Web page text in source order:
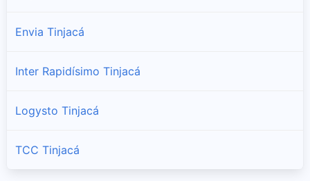
Envia Tinjacá
Inter Rapidísimo Tinjacá
Logysto Tinjacá
TCC Tinjacá